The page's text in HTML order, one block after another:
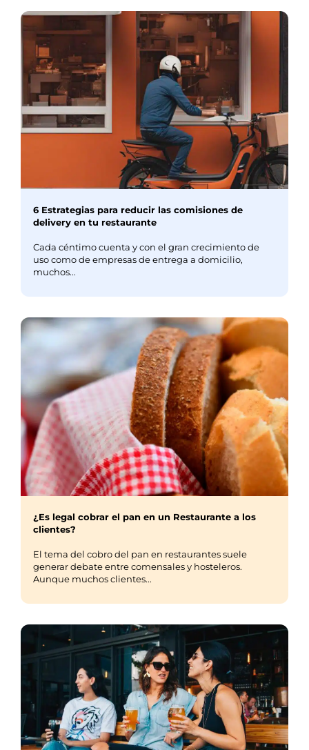
6 Estrategias para reducir las comisiones de
delivery en tu restaurante
Cada céntimo cuenta y con el gran crecimiento de
uso como de empresas de entrega a domicilio,
muchos...
¿Es legal cobrar el pan en un Restaurante a los
clientes?
El tema del cobro del pan en restaurantes suele
generar debate entre comensales y hosteleros.
Aunque muchos clientes...